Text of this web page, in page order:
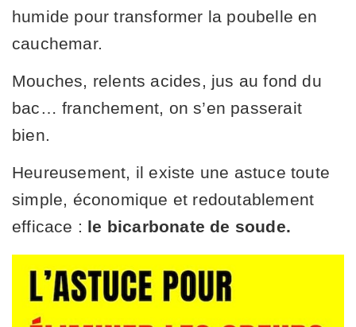
humide pour transformer la poubelle en
cauchemar.
Mouches, relents acides, jus au fond du
bac… franchement, on s’en passerait
bien.
Heureusement, il existe une astuce toute
simple, économique et redoutablement
efficace : le bicarbonate de soude.